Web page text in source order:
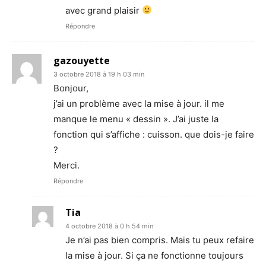
avec grand plaisir
Répondre
gazouyette
3 octobre 2018 à 19 h 03 min
Bonjour,
j’ai un problème avec la mise à jour. il me
manque le menu « dessin ». J’ai juste la
fonction qui s’affiche : cuisson. que dois-je faire
?
Merci.
Répondre
Tia
4 octobre 2018 à 0 h 54 min
Je n’ai pas bien compris. Mais tu peux refaire
la mise à jour. Si ça ne fonctionne toujours